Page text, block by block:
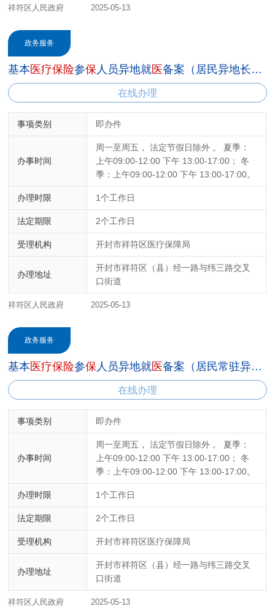
祥符区人民政府 2025-05-13
政务服务
基本医疗保险参保 人员异地就医备案（居民异地长期居住人员）
在线办理
事项类别 即办件
办事时间
周一至周五， 法定节假日除外 。 夏季：
上午09:00-12:00 下午 13:00-17:00； 冬
季：上午09:00-12:00 下午 13:00-17:00。
办理时限 1个工作日
法定期限 2个工作日
受理机构 开封市祥符区医疗保障局
办理地址
开封市祥符区（县）经一路与纬三路交叉
口街道
祥符区人民政府 2025-05-13
政务服务
基本医疗保险参保 人员异地就医备案（居民常驻异地工作人员）
在线办理
事项类别 即办件
办事时间
周一至周五， 法定节假日除外 。 夏季：
上午09:00-12:00 下午 13:00-17:00； 冬
季：上午09:00-12:00 下午 13:00-17:00。
办理时限 1个工作日
法定期限 2个工作日
受理机构 开封市祥符区医疗保障局
办理地址
开封市祥符区（县）经一路与纬三路交叉
口街道
祥符区人民政府 2025-05-13